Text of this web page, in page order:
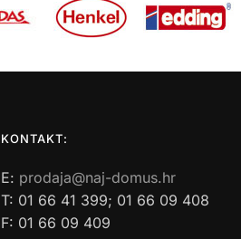
KONTAKT:
E: prodaja@naj-domus.hr
T: 01 66 41 399; 01 66 09 408
F: 01 66 09 409